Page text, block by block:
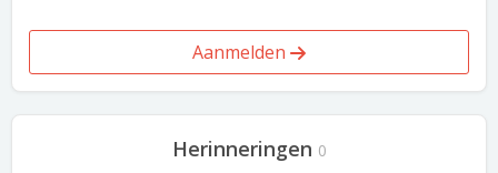
Aanmelden
Herinneringen 0